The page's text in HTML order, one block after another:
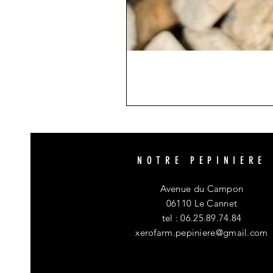
NOTRE PEPINIERE
Avenue du Campon
06110 Le Cannet
tel : 06.25.89.74.84
xerofarm.pepiniere@gmail.com